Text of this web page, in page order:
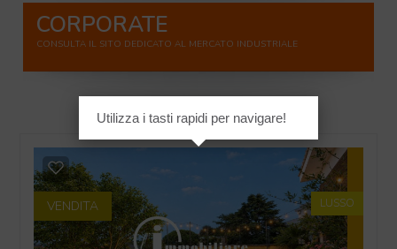
CORPORATE
CONSULTA IL SITO DEDICATO AL MERCATO INDUSTRIALE
VENDITA LUSSO
Utilizza i tasti rapidi per navigare!